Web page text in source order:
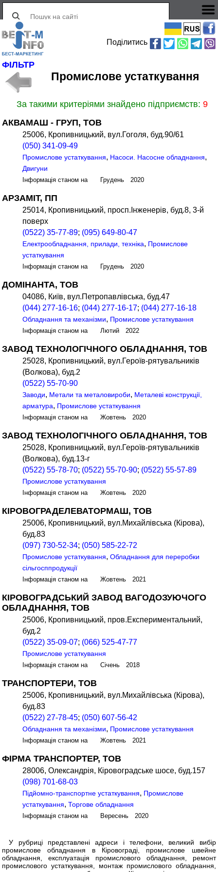
Поділитись
ФІЛЬТР
Промислове устаткування
За такими критеріями знайдено підприємств:9
АКВАМАШ - ГРУП, ТОВ
25006, Кропивницький, вул.Гоголя, буд.90/61
(050) 341-09-49
Промислове устаткування, Насоси. Насосне обладнання,
Двигуни
Інформація станом на Грудень 2020
АРЗАМІТ, ПП
25014, Кропивницький, просп.Інженерів, буд.8, 3-й
поверх
(0522) 35-77-89; (095) 649-80-47
Електрообладнання, прилади, техніка, Промислове
устаткування
Інформація станом на Грудень 2020
ДОМІНАНТА, ТОВ
04086, Київ, вул.Петропавлівська, буд.47
(044) 277-16-16; (044) 277-16-17; (044) 277-16-18
Обладнання та механізми, Промислове устаткування
Інформація станом на Лютий 2022
ЗАВОД ТЕХНОЛОГІЧНОГО ОБЛАДНАННЯ, ТОВ
25028, Кропивницький, вул.Героїв-рятувальників
(Волкова), буд.2
(0522) 55-70-90
Заводи, Метали та металовироби, Металеві конструкції,
арматура, Промислове устаткування
Інформація станом на Жовтень 2020
ЗАВОД ТЕХНОЛОГІЧНОГО ОБЛАДНАННЯ, ТОВ
25028, Кропивницький, вул.Героїв-рятувальників
(Волкова), буд.13-г
(0522) 55-78-70; (0522) 55-70-90; (0522) 55-57-89
Промислове устаткування
Інформація станом на Жовтень 2020
КІРОВОГРАДЕЛЕВАТОРМАШ, ТОВ
25006, Кропивницький, вул.Михайлівська (Кірова),
буд.83
(097) 730-52-34; (050) 585-22-72
Промислове устаткування,Обладнання для переробки
сільгосппродукції
Інформація станом на Жовтень 2021
КІРОВОГРАДСЬКИЙ ЗАВОД ВАГОДОЗУЮЧОГО
ОБЛАДНАННЯ, ТОВ
25006, Кропивницький, пров.Експериментальний,
буд.2
(0522) 35-09-07; (066) 525-47-77
Промислове устаткування
Інформація станом на Січень 2018
ТРАНСПОРТЕРИ, ТОВ
25006, Кропивницький, вул.Михайлівська (Кірова),
буд.83
(0522) 27-78-45; (050) 607-56-42
Обладнання та механізми, Промислове устаткування
Інформація станом на Жовтень 2021
ФІРМА ТРАНСПОРТЕР, ТОВ
28006, Олександрія, Кіровоградське шосе, буд.157
(098) 701-68-03
Підйомно-транспортне устаткування, Промислове
устаткування,Торгове обладнання
Інформація станом на Вересень 2020
У рубриці представлені адреси і телефони, великий вибір
промислове обладнання в Кіровограді, промислове швейне
обладнання, експлуатація промислового обладнання, ремонт
промислового устаткування, монтаж промислового обладнання,